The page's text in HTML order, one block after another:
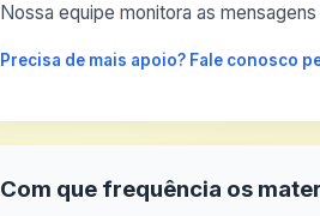
Nossa equipe monitora as
Precisa de mais apoio? Fale conosco
Com que frequência os